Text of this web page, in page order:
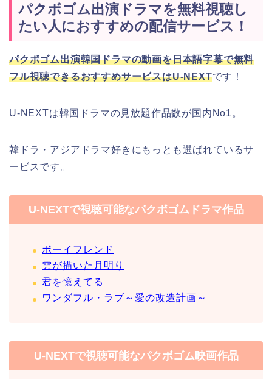
パクボゴム出演ドラマを無料視聴し
たい人におすすめの配信サービス！
パクボゴム出演韓国ドラマの動画を日本語字幕で無料
フル視聴できるおすすめサービスはU-NEXTです！
U-NEXTは韓国ドラマの見放題作品数が国内No1。
韓ドラ・アジアドラマ好きにもっとも選ばれているサ
ービスです。
U-NEXTで視聴可能なパクボゴムドラマ作品
ボーイフレンド
雲が描いた月明り
君を憶えてる
ワンダフル・ラブ～愛の改造計画～
U-NEXTで視聴可能なパクボゴム映画作品